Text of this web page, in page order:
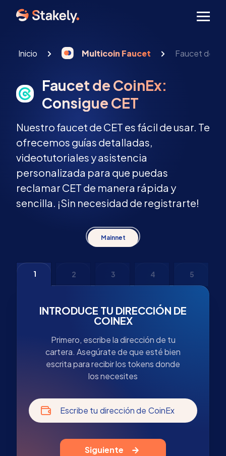
Inicio Multicoin Faucet Faucet de
Faucet de CoinEx:
Consigue CET
Nuestro faucet de CET es fácil de usar. Te
ofrecemos guías detalladas,
videotutoriales y asistencia
personalizada para que puedas
reclamar CET de manera rápida y
sencilla. ¡Sin necesidad de registrarte!
Mainnet
1 2 3 4 5
INTRODUCE TU DIRECCIÓN DE
COINEX
Primero, escribe la dirección de tu
cartera. Asegúrate de que esté bien
escrita para recibir los tokens donde
los necesites
Escribe tu dirección de CoinEx
Siguiente